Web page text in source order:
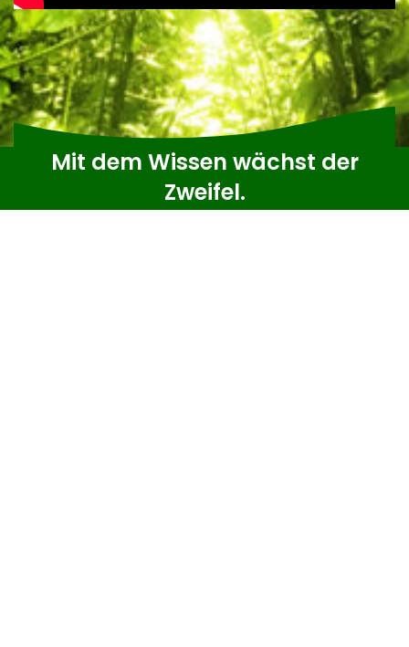
Mit dem Wissen wächst der
Zweifel.